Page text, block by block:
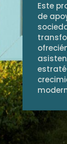
Este
de